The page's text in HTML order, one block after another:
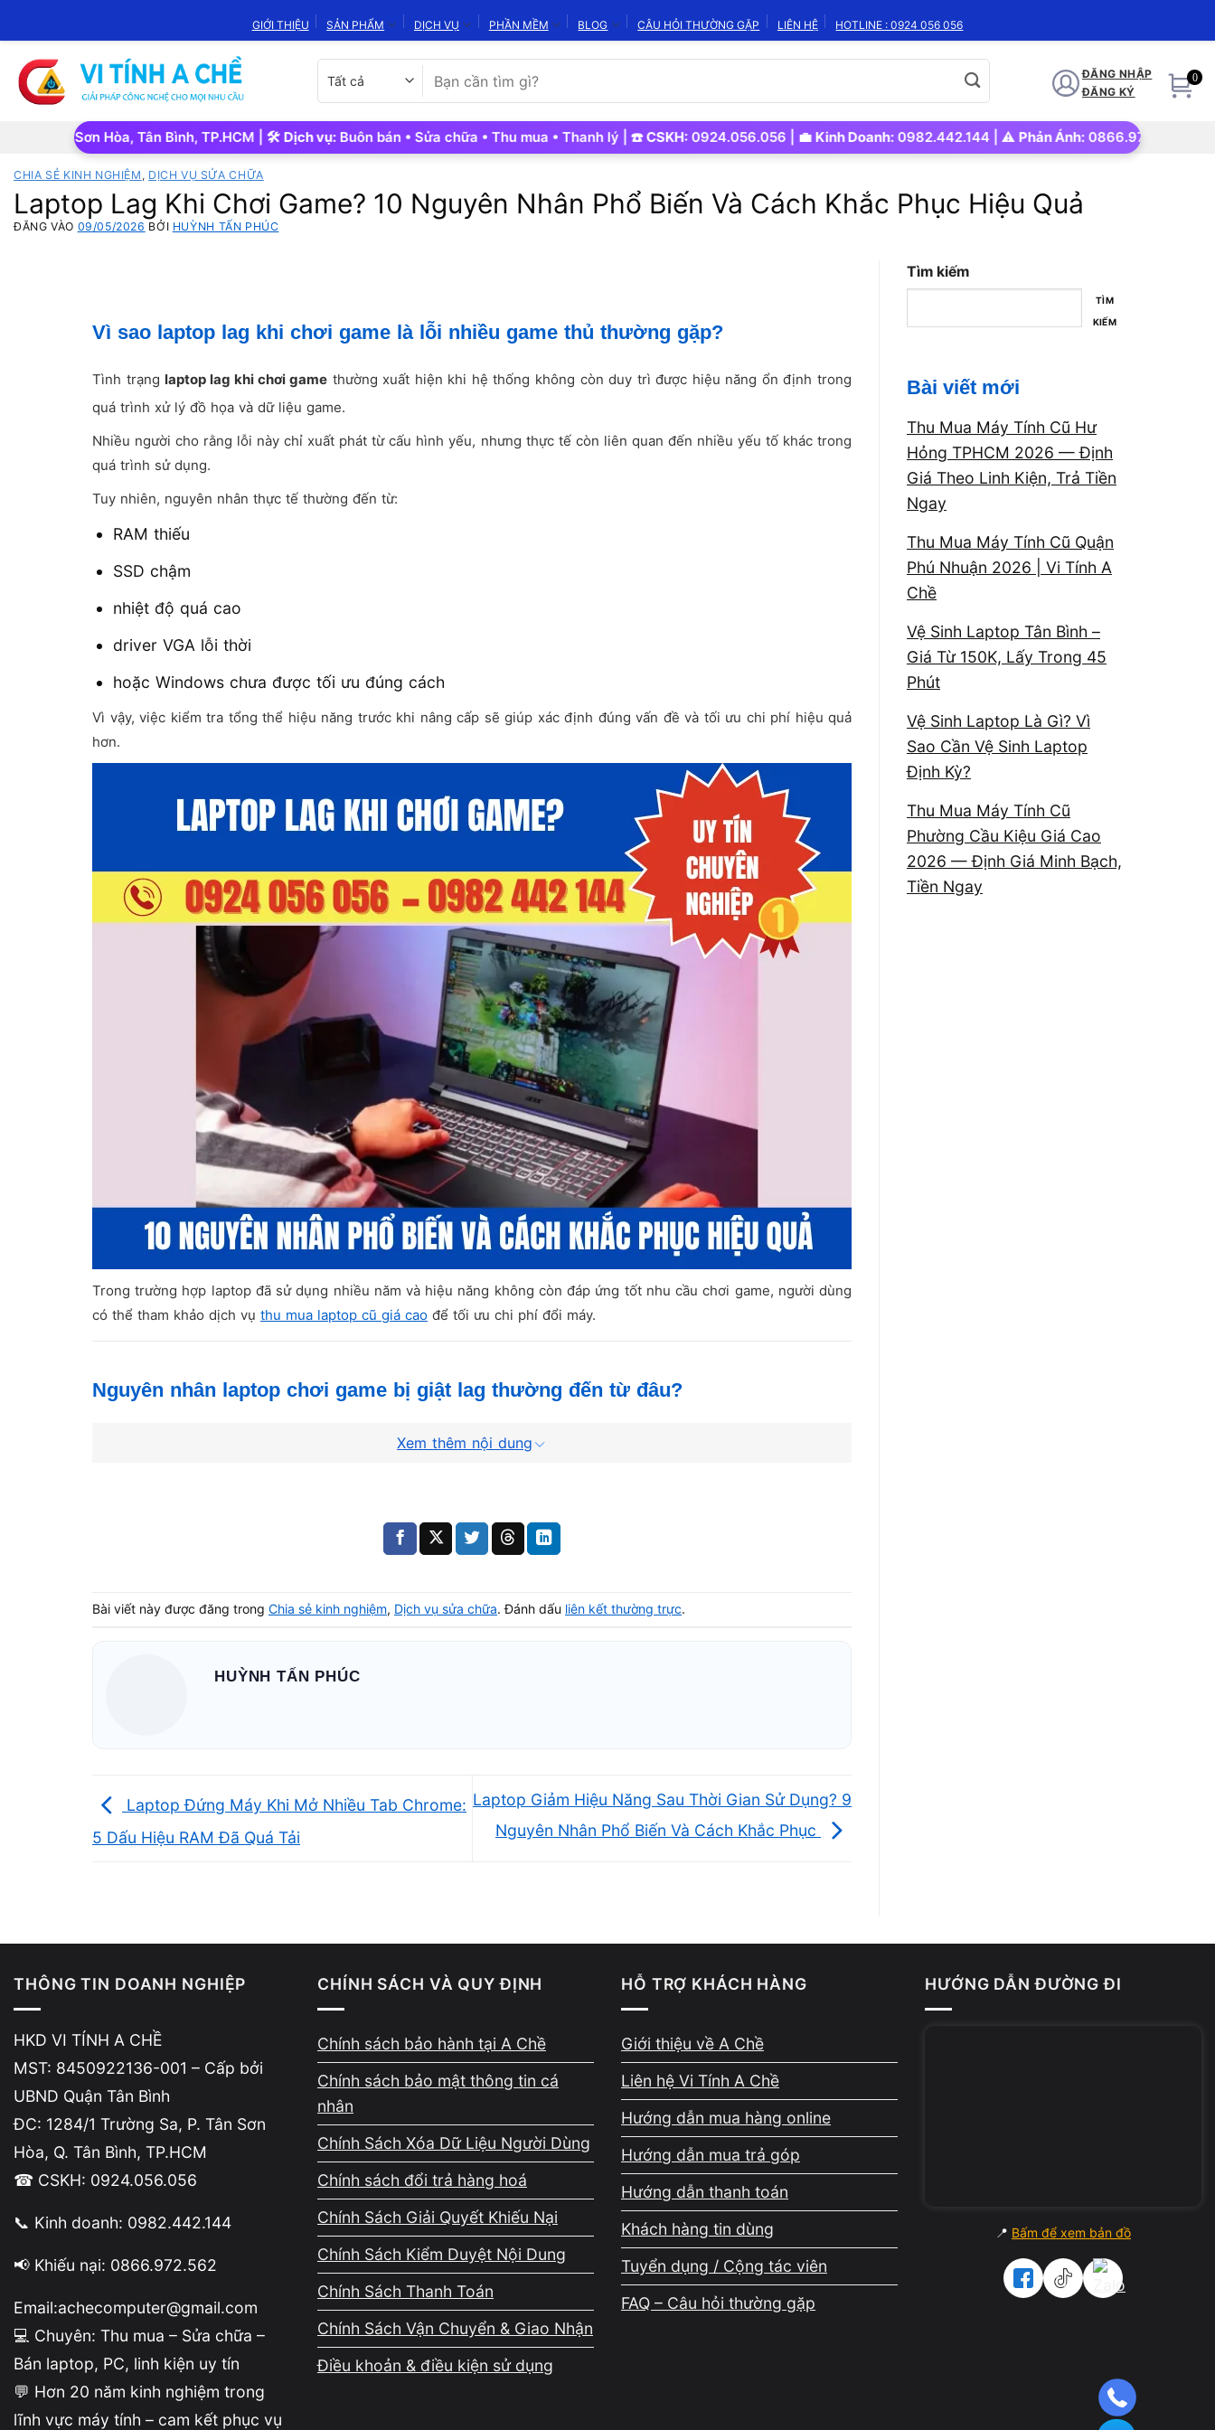
qua
dung
GIỚI THIỆU SẢN PHẨM DỊCH VỤ PHẦN MỀM BLOG CÂU HỎI THƯỜNG GẶP LIÊN HỆ HOTLINE : 0924 056 056
Chọn
phẩm
kiếm:
ĐĂNG NHẬP
ĐĂNG KÝ
0
Sơn Hòa, Tân Bình, TP.HCM | 🛠️Dịch vụ:Buôn bán • Sửa chữa • Thu mua • Thanh lý | ☎️CSKH:0924.056.056 | 💼Kinh Doanh:0982.442.144 | ⚠️Phản Ánh:0866.972.562 | 🚀
CHIA SẺ KINH NGHIỆM , DỊCH VỤ SỬA CHỮA
Laptop Lag Khi Chơi Game? 10 Nguyên Nhân Phổ Biến Và Cách Khắc Phục Hiệu Quả
ĐĂNG VÀO 09/05/2026 BỞI HUỲNH TẤN PHÚC
Vì sao laptop lag khi chơi game là lỗi nhiều game thủ thường gặp?
Tình trạng laptop lag khi chơi game thường xuất hiện khi hệ thống không còn duy trì được hiệu năng ổn định trong
quá trình xử lý đồ họa và dữ liệu game.
Nhiều người cho rằng lỗi này chỉ xuất phát từ cấu hình yếu, nhưng thực tế còn liên quan đến nhiều yếu tố khác trong
quá trình sử dụng.
Tuy nhiên, nguyên nhân thực tế thường đến từ:
RAM thiếu
SSD chậm
nhiệt độ quá cao
driver VGA lỗi thời
hoặc Windows chưa được tối ưu đúng cách
Vì vậy, việc kiểm tra tổng thể hiệu năng trước khi nâng cấp sẽ giúp xác định đúng vấn đề và tối ưu chi phí hiệu quả
hơn.
Trong trường hợp laptop đã sử dụng nhiều năm và hiệu năng không còn đáp ứng tốt nhu cầu chơi game, người dùng
có thể tham khảo dịch vụ thu mua laptop cũ giá cao để tối ưu chi phí đổi máy.
Nguyên nhân laptop chơi game bị giật lag thường đến từ đâu?
có thể đến từ nhiều nguyên nhân khác nhau.
Để xử lý hiệu quả, người dùng nên xác định đúng nguyên nhân trước khi quyết định nâng cấp linh kiện hoặc cài đặt
RAM không đủ khiến game dễ bị khựng
Nội dung
RAM là bộ nhớ tạm giúp laptop xử lý dữ liệu trong lúc chơi game.
Nếu dung lượng RAM không đủ, máy sẽ phải dùng thêm bộ nhớ ảo trên ổ cứng. Điều này khiến game dễ bị khựng,
đặc biệt khi anh em vừa chơi game vừa mở nhiều ứng dụng nền.
Dấu hiệu thường gặp:
Game đứng vài giây
Xem thêm nội dung
Bài viết này được đăng trong Chia sẻ kinh nghiệm, Dịch vụ sửa chữa. Đánh dấu liên kết thường trực.
HUỲNH TẤN PHÚC
Laptop Đứng Máy Khi Mở Nhiều Tab Chrome:
5 Dấu Hiệu RAM Đã Quá Tải
Laptop Giảm Hiệu Năng Sau Thời Gian Sử Dụng? 9
Nguyên Nhân Phổ Biến Và Cách Khắc Phục
Tìm kiếm
TÌM
KIẾM
Bài viết mới
Thu Mua Máy Tính Cũ Hư
Hỏng TPHCM 2026 — Định
Giá Theo Linh Kiện, Trả Tiền
Ngay
Thu Mua Máy Tính Cũ Quận
Phú Nhuận 2026 | Vi Tính A
Chề
Vệ Sinh Laptop Tân Bình –
Giá Từ 150K, Lấy Trong 45
Phút
Vệ Sinh Laptop Là Gì? Vì
Sao Cần Vệ Sinh Laptop
Định Kỳ?
Thu Mua Máy Tính Cũ
Phường Cầu Kiệu Giá Cao
2026 — Định Giá Minh Bạch,
Tiền Ngay
THÔNG TIN DOANH NGHIỆP
HKD VI TÍNH A CHỀ
MST: 8450922136-001 – Cấp bởi
UBND Quận Tân Bình
ĐC: 1284/1 Trường Sa, P. Tân Sơn
Hòa, Q. Tân Bình, TP.HCM
☎ CSKH: 0924.056.056
📞 Kinh doanh: 0982.442.144
📢 Khiếu nại: 0866.972.562
Email:achecomputer@gmail.com
💻 Chuyên: Thu mua – Sửa chữa –
Bán laptop, PC, linh kiện uy tín
💬 Hơn 20 năm kinh nghiệm trong
lĩnh vực máy tính – cam kết phục vụ
CHÍNH SÁCH VÀ QUY ĐỊNH
Chính sách bảo hành tại A Chề
Chính sách bảo mật thông tin cá
nhân
Chính Sách Xóa Dữ Liệu Người Dùng
Chính sách đổi trả hàng hoá
Chính Sách Giải Quyết Khiếu Nại
Chính Sách Kiểm Duyệt Nội Dung
Chính Sách Thanh Toán
Chính Sách Vận Chuyển & Giao Nhận
Điều khoản & điều kiện sử dụng
HỖ TRỢ KHÁCH HÀNG
Giới thiệu về A Chề
Liên hệ Vi Tính A Chề
Hướng dẫn mua hàng online
Hướng dẫn mua trả góp
Hướng dẫn thanh toán
Khách hàng tin dùng
Tuyển dụng / Cộng tác viên
FAQ – Câu hỏi thường gặp
HƯỚNG DẪN ĐƯỜNG ĐI
📍 Bấm để xem bản đồ